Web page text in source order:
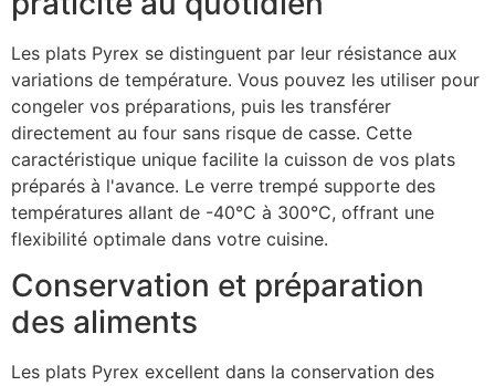
Les plats Pyrex se distinguent par leur résistance aux
variations de température. Vous pouvez les utiliser pour
congeler vos préparations, puis les transférer
directement au four sans risque de casse. Cette
caractéristique unique facilite la cuisson de vos plats
préparés à l'avance. Le verre trempé supporte des
températures allant de -40°C à 300°C, offrant une
flexibilité optimale dans votre cuisine.
Conservation et préparation
des aliments
Les plats Pyrex excellent dans la conservation des